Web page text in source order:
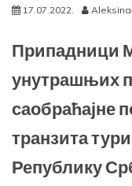
17.07.2022.
Припадници
унутрашњих
саобраћајне
транзита
Републику